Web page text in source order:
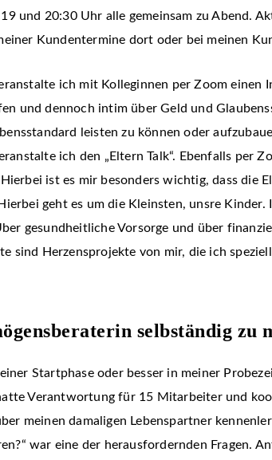
und 20:30 Uhr alle gemeinsam zu Abend.
Kundentermine dort oder bei meinen
ich mit Kolleginnen per Zoom einen
und dennoch intim über Geld und
leisten zu können oder
ich den „Eltern Talk“. Ebenfalls per
ist es mir besonders wichtig, dass die
geht es um die Kleinsten, unsre
gesundheitliche Vorsorge und über
sind Herzensprojekte von mir, die ich
selbständig zu
Startphase oder besser in meiner
Verantwortung für 15 Mitarbeiter und
meinen damaligen Lebenspartner
war eine der herausfordernden Fragen.